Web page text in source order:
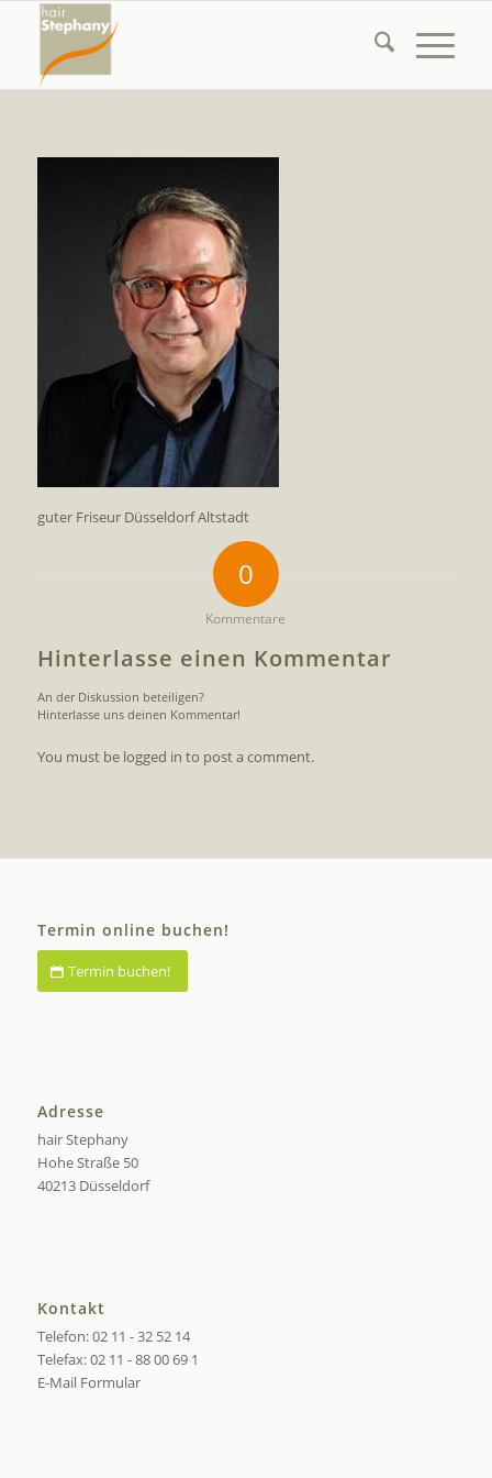
guter Friseur Düsseldorf Altstadt
0
Kommentare
Hinterlasse einen Kommentar
An der Diskussion beteiligen?
Hinterlasse uns deinen Kommentar!
You must be logged in to post a comment.
Termin online buchen!
Termin buchen!
Adresse
hair Stephany
Hohe Straße 50
40213 Düsseldorf
Kontakt
Telefon: 02 11 - 32 52 14
Telefax: 02 11 - 88 00 69 1
E-Mail Formular